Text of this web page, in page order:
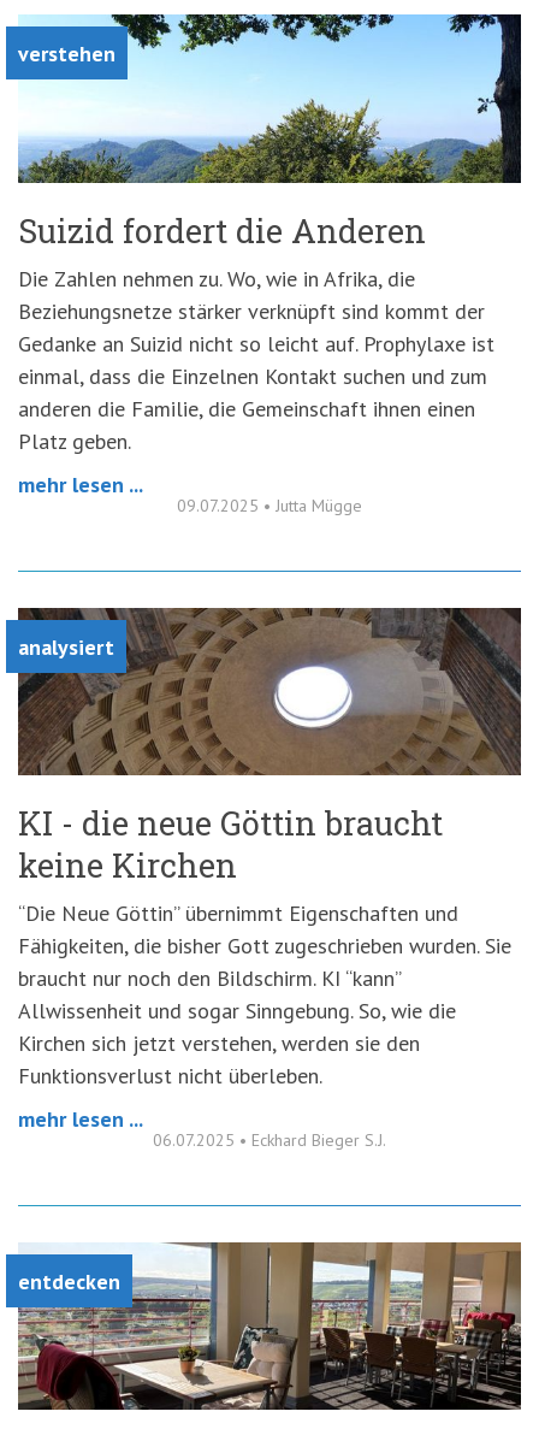
verstehen
Suizid fordert die Anderen
Die Zahlen nehmen zu. Wo, wie in Afrika, die
Beziehungsnetze stärker verknüpft sind kommt der
Gedanke an Suizid nicht so leicht auf. Prophylaxe ist
einmal, dass die Einzelnen Kontakt suchen und zum
anderen die Familie, die Gemeinschaft ihnen einen
Platz geben.
mehr lesen ...
09.07.2025 • Jutta Mügge
analysiert
KI - die neue Göttin braucht
keine Kirchen
“Die Neue Göttin” übernimmt Eigenschaften und
Fähigkeiten, die bisher Gott zugeschrieben wurden. Sie
braucht nur noch den Bildschirm. KI “kann”
Allwissenheit und sogar Sinngebung. So, wie die
Kirchen sich jetzt verstehen, werden sie den
Funktionsverlust nicht überleben.
mehr lesen ...
06.07.2025 • Eckhard Bieger S.J.
entdecken